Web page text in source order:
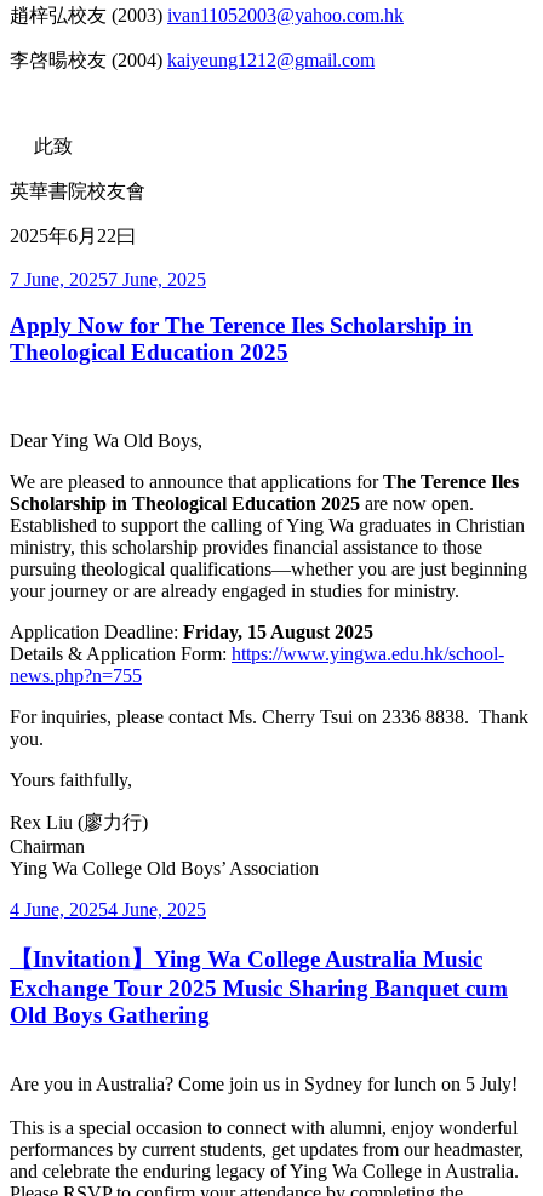
趙梓弘校友 (2003) ivan11052003@yahoo.com.hk
李啓暘校友 (2004) kaiyeung1212@gmail.com
此致
英華書院校友會
2025年6月22曰
Posted
7 June, 20257 June, 2025
Apply Now for The Terence Iles Scholarship in
Theological Education 2025
Dear Ying Wa Old Boys,
We are pleased to announce that applications forThe Terence Iles
Scholarship in Theological Education 2025 are now open.
Established to support the calling of Ying Wa graduates in Christian
ministry, this scholarship provides financial assistance to those
pursuing theological qualifications—whether you are just beginning
your journey or are already engaged in studies for ministry.
Application Deadline: Friday, 15 August 2025
Details & Application Form: https://www.yingwa.edu.hk/school-
news.php?n=755
For inquiries, please contact Ms. Cherry Tsui on 2336 8838. Thank
you.
Yours faithfully,
Rex Liu (廖力行)
Chairman
Ying Wa College Old Boys’ Association
Posted
4 June, 20254 June, 2025
【Invitation】Ying Wa College Australia Music
Exchange Tour 2025 Music Sharing Banquet cum
Old Boys Gathering
Are you in Australia? Come join us in Sydney for lunch on 5 July!
This is a special occasion to connect with alumni, enjoy wonderful
performances by current students, get updates from our headmaster,
and celebrate the enduring legacy of Ying Wa College in Australia.